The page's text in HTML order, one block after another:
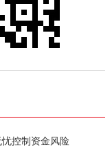
控制资金风险